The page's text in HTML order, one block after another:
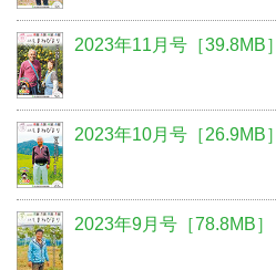
2023年11月号［39.8MB］
2023年10月号［26.9MB］
2023年9月号［78.8MB］